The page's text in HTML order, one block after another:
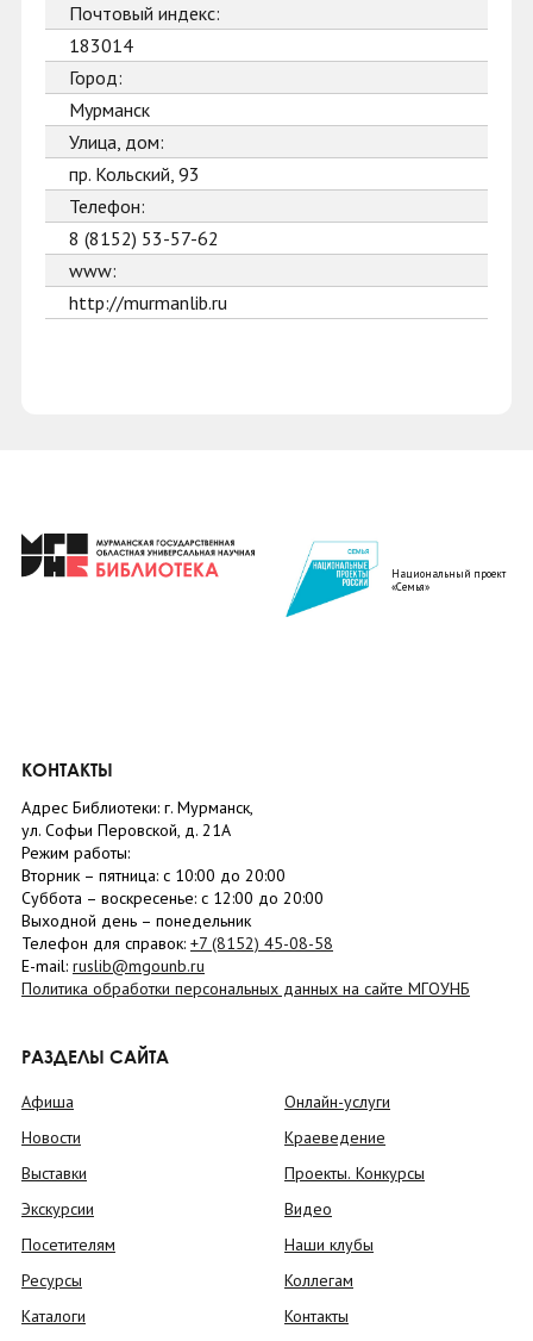
Почтовый индекс:
183014
Город:
Мурманск
Улица, дом:
пр. Кольский, 93
Телефон:
8 (8152) 53-57-62
www:
http://murmanlib.ru
Национальный проект
«Семья»
КОНТАКТЫ
Адрес Библиотеки: г. Мурманск,
ул. Софьи Перовской, д. 21А
Режим работы:
Вторник – пятница: с 10:00 до 20:00
Суббота – воскресенье: c 12:00 до 20:00
Выходной день – понедельник
Телефон для справок: +7 (8152) 45-08-58
E-mail: ruslib@mgounb.ru
Политика обработки персональных данных на сайте МГОУНБ
РАЗДЕЛЫ САЙТА
Афиша
Новости
Выставки
Экскурсии
Посетителям
Ресурсы
Каталоги
Онлайн-услуги
Краеведение
Проекты. Конкурсы
Видео
Наши клубы
Коллегам
Контакты